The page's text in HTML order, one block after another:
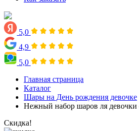
5,0
4,9
5,0
Главная страница
Каталог
Шары на День рождения девочке
Нежный набор шаров ля девочки
Скидка!